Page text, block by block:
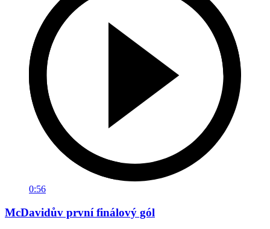
0:56
McDavidův první finálový gól